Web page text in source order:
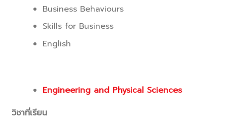
Business Behaviours
Skills for Business
English
Engineering and Physical Sciences
วิชาที่เรียน